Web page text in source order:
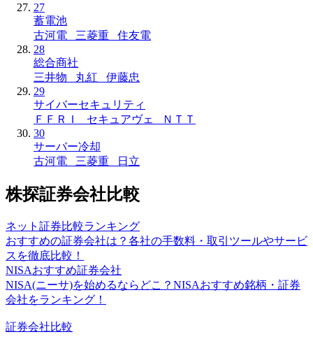
27
蓄電池
古河電 三菱重 住友電
28
総合商社
三井物 丸紅 伊藤忠
29
サイバーセキュリティ
ＦＦＲＩ セキュアヴェ ＮＴＴ
30
サーバー冷却
古河電 三菱重 日立
株探証券会社比較
ネット証券比較ランキング
おすすめの証券会社は？各社の手数料・取引ツールやサービ
スを徹底比較！
NISAおすすめ証券会社
NISA(ニーサ)を始めるならどこ？NISAおすすめ銘柄・証券
会社をランキング！
証券会社比較